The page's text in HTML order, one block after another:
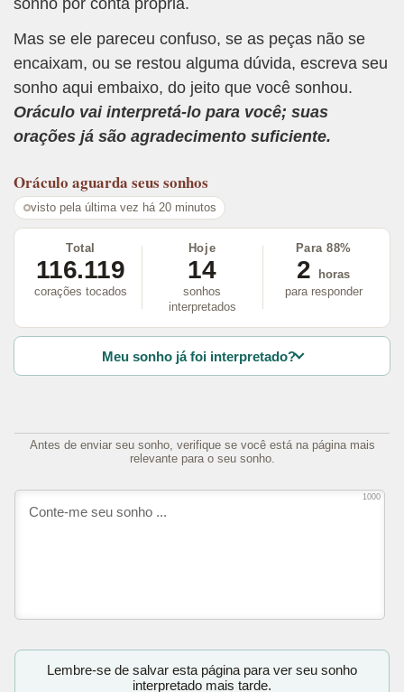
Mas se ele pareceu confuso, se as peças não se
encaixam, ou se restou alguma dúvida, escreva seu
sonho aqui embaixo, do jeito que você sonhou.
Oráculo vai interpretá-lo para você; suas
orações já são agradecimento suficiente.
Oráculo aguarda seus sonhos
visto pela última vez há 20 minutos
Total
116.119
corações tocados
Hoje
14
sonhos
interpretados
Para 88%
2
horas
para responder
Meu sonho já foi interpretado?
Antes de enviar seu sonho, verifique se você está na página mais
relevante para o seu sonho.
1000
Lembre-se de salvar esta página para ver seu sonho
interpretado mais tarde.